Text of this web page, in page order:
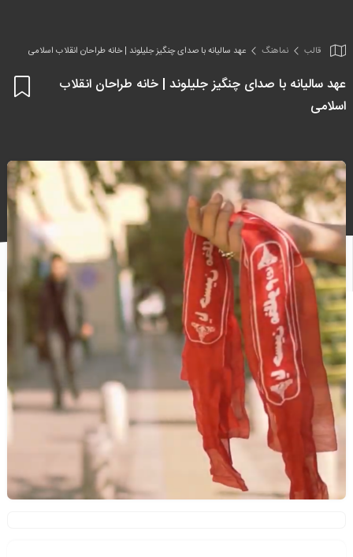
قالب نماهنگ عهد سالیانه با صدای چنگیز جلیلوند | خانه طراحان انقلاب اسلامی
عهد سالیانه با صدای چنگیز جلیلوند | خانه طراحان انقلاب
اسلامی